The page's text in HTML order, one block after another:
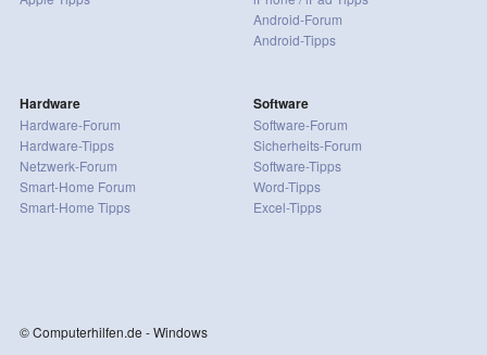
Android-Forum
Android-Tipps
Hardware
Hardware-Forum
Hardware-Tipps
Netzwerk-Forum
Smart-Home Forum
Smart-Home Tipps
Software
Software-Forum
Sicherheits-Forum
Software-Tipps
Word-Tipps
Excel-Tipps
© Computerhilfen.de - Windows